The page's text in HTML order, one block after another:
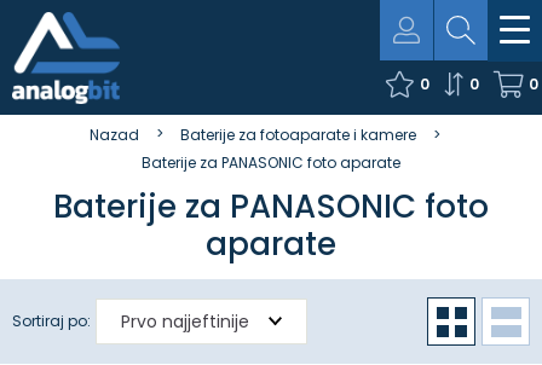
0
0
0
Nazad
Baterije za fotoaparate i kamere
Baterije za PANASONIC foto aparate
Baterije za PANASONIC foto
aparate
Sortiraj po: